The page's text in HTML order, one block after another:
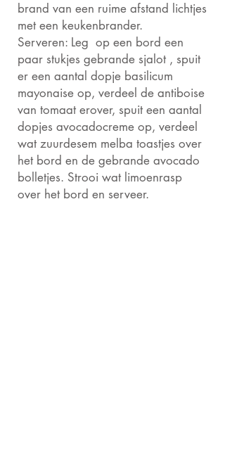
brand van een ruime afstand lichtjes
met een keukenbrander.
Serveren: Leg op een bord een
paar stukjes gebrande sjalot , spuit
er een aantal dopje basilicum
mayonaise op, verdeel de antiboise
van tomaat erover, spuit een aantal
dopjes avocadocreme op, verdeel
wat zuurdesem melba toastjes over
het bord en de gebrande avocado
bolletjes. Strooi wat limoenrasp
over het bord en serveer.